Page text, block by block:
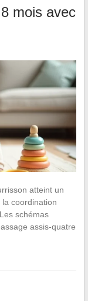
mois avec
atteint un
coordination
schémas
assis-quatre